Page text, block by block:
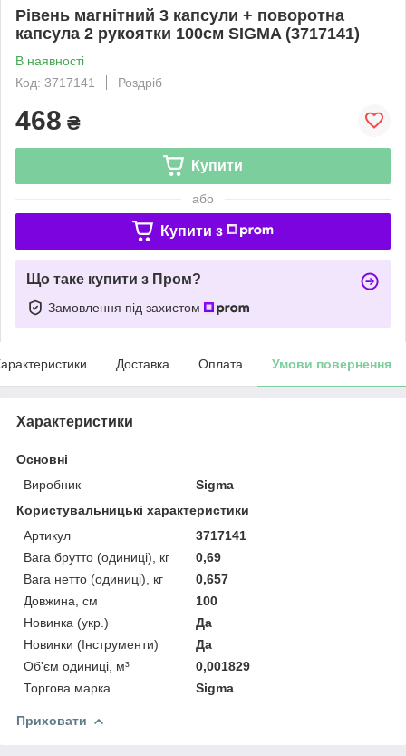
Рівень магнітний 3 капсули + поворотна
капсула 2 рукоятки 100см SIGMA (3717141)
В наявності
Код: 3717141
Роздріб
468 ₴
Купити
або
Купити з
Що таке купити з Пром?
Замовлення під захистом
Доставка Оплата Умови повернення
Характеристики
Основні
Виробник
Sigma
Користувальницькі характеристики
Артикул
3717141
Вага брутто (одиниці), кг
0,69
Вага нетто (одиниці), кг
0,657
Довжина, см
100
Новинка (укр.)
Да
Новинки (Інструменти)
Да
Об'єм одиниці, м³
0,001829
Торгова марка
Sigma
Приховати